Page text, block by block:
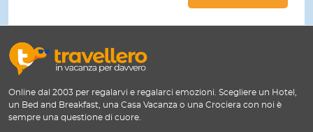
Online dal 2003 per regalarvi e regalarci emozioni. Scegliere un Hotel,
un Bed and Breakfast, una Casa Vacanza o una Crociera con noi è
sempre una questione di cuore.